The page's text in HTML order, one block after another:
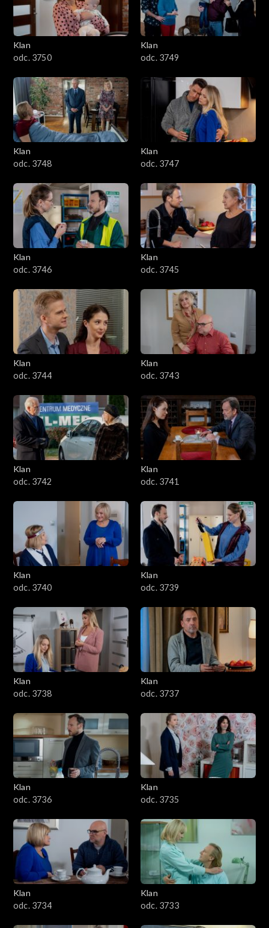
Klan
odc. 3750
Klan
odc. 3749
Klan
odc. 3748
Klan
odc. 3747
Klan
odc. 3746
Klan
odc. 3745
Klan
odc. 3744
Klan
odc. 3743
Klan
odc. 3742
Klan
odc. 3741
Klan
odc. 3740
Klan
odc. 3739
Klan
odc. 3738
Klan
odc. 3737
Klan
odc. 3736
Klan
odc. 3735
Klan
odc. 3734
Klan
odc. 3733